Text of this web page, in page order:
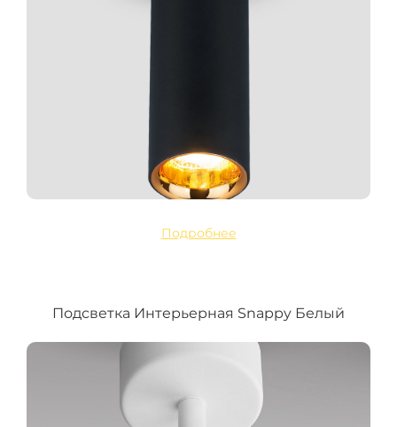
Подробнее
Подсветка Интерьерная Snappy Белый